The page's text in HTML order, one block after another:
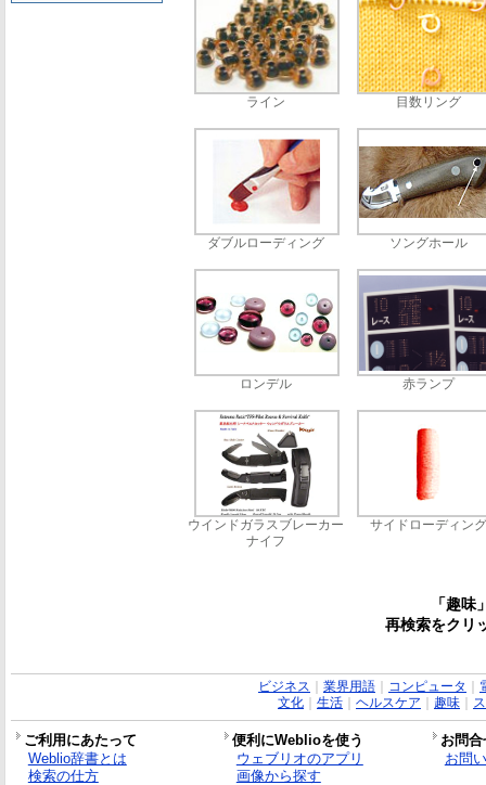
ライン 目数リング
ダブルローディング ソングホール
ロンデル 赤ランプ
ウインドガラスブレーカー
ナイフ
サイドローディング
「趣
再検索をクリ
ビジネス 業界用語｜ コンピュータ
文化｜ 生活｜ ヘルスケア 趣味｜
ご利用にあたって 便利にWeblioを使う
お問
Weblio辞書とは
検索の仕方
ウェブリオのアプリ
画像から探す
お問